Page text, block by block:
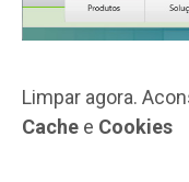
Limpar agora.
Cache e Cookies